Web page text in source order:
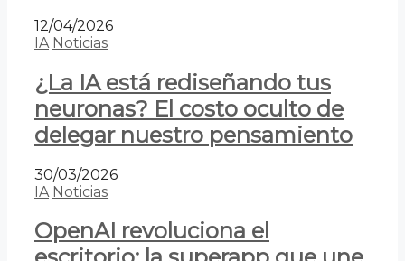
12/04/2026
IA Noticias
¿La IA está rediseñando tus
neuronas? El costo oculto de
delegar nuestro pensamiento
30/03/2026
IA Noticias
OpenAI revoluciona el